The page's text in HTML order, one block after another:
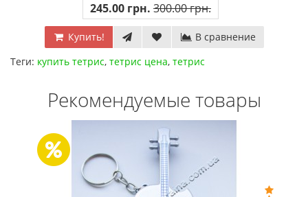
245.00 грн. 300.00 грн.
Купить!
В сравнение
Теги: купить тетрис, тетрис цена, тетрис
Рекомендуемые товары